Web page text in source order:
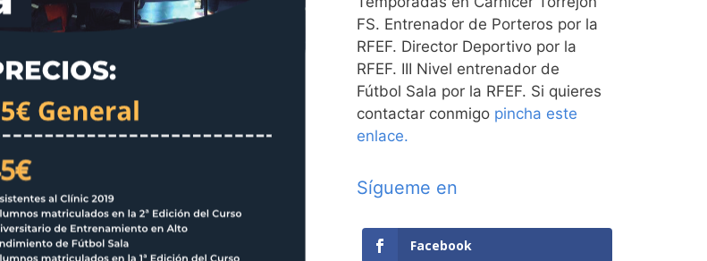
FS. Entrenador de Porteros por la
RFEF. Director Deportivo por la
RFEF. III Nivel entrenador de
Fútbol Sala por la RFEF. Si quieres
contactar conmigo pincha este
enlace.
Sígueme en
Facebook